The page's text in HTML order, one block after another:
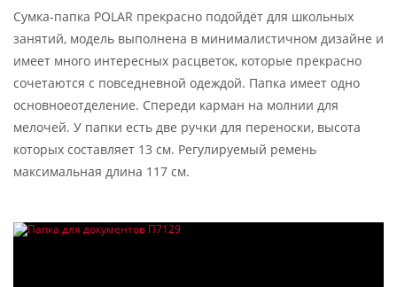
Сумка-папка POLAR прекрасно подойдёт для школьных
занятий, модель выполнена в минималистичном дизайне и
имеет много интересных расцветок, которые прекрасно
сочетаются с повседневной одеждой. Папка имеет одно
основноеотделение. Спереди карман на молнии для
мелочей. У папки есть две ручки для переноски, высота
которых составляет 13 см. Регулируемый ремень
максимальная длина 117 см.